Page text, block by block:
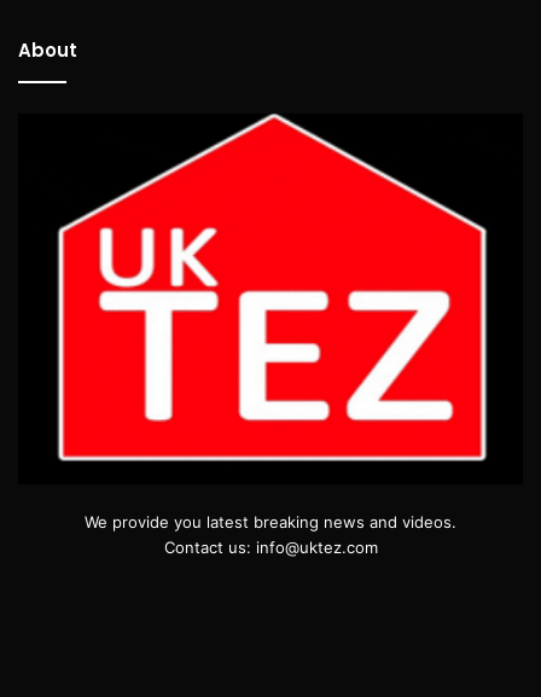
About
We provide you latest breaking news and videos.
Contact us: info@uktez.com